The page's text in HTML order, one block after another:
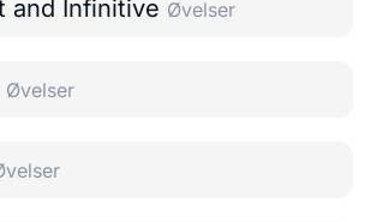
and Infinitive Øvelser
Øvelser